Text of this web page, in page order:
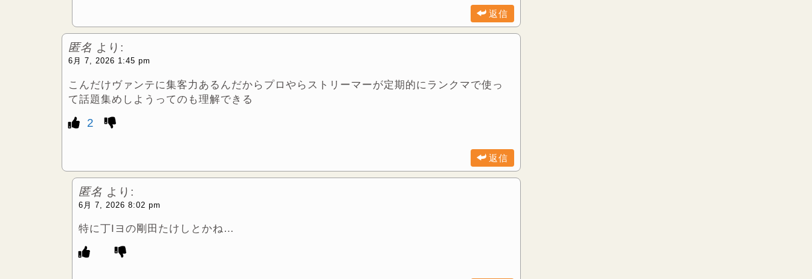
返信
匿名 より:
6月 7, 2026 1:45 pm
こんだけヴァンテに集客力あるんだからプロやらストリーマーが定期的にランクマで使っ
て話題集めしようってのも理解できる
2
返信
匿名 より:
6月 7, 2026 8:02 pm
特に丁Iヨの剛田たけしとかね…